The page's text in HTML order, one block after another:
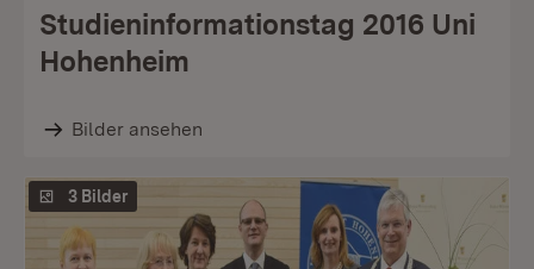
Studieninformationstag 2016 Uni
Hohenheim
Bilder ansehen
3 Bilder